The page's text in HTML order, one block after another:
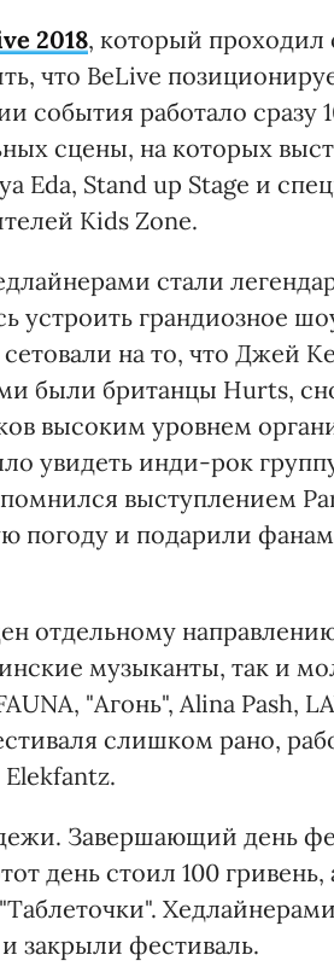
2018, который проходил
что BeLive
события работало сразу
сцены, на которых
Eda, Stand up Stage и
Kids Zone.
стали
устроить грандиозное
на то, что Джей
были британцы Hurts,
высоким уровнем
увидеть инди-рок
выступлением
погоду и подарили фанам
отдельному
музыканты, так и
"Агонь", Alina Pash,
слишком рано,
Завершающий день
день стоил 100 гривень,
закрыли фестиваль.